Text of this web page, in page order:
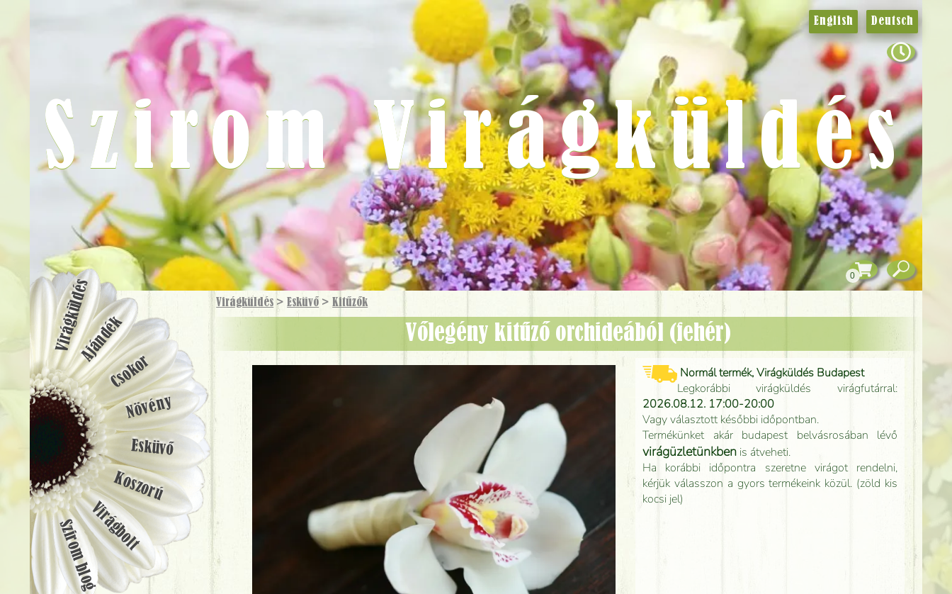
Virágküldés > Esküvő > Kitűzők
Vőlegény kitűző orchideából (fehér)
Normál termék, Virágküldés Budapest
Legkorábbi virágküldés virágfutárral:
2026.08.12. 17:00-20:00
Vagy választott későbbi időpontban.
Termékünket akár budapest belvásrosában lévő
virágüzletünkben is átveheti.
Ha korábbi időpontra szeretne virágot rendelni,
kérjük válasszon a gyors termékeink közül. (zöld kis
kocsi jel)
English Deutsch
Szirom Virágküldés
0
VirágküldésAjándék
Csokor
Növény
Esküvő
Koszorú
Virágbolt
Szirom blog